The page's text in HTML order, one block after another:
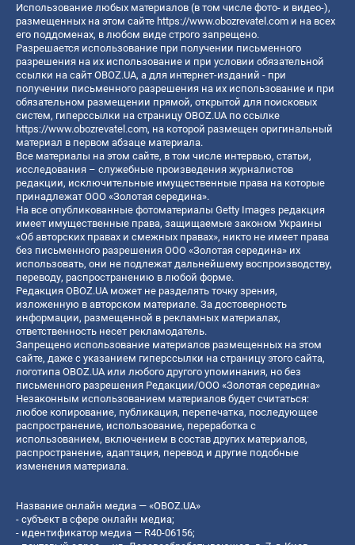
Использование любых материалов (в том числе фото- и видео-),
размещенных на этом сайте https://www.obozrevatel.com и на всех
его поддоменах, в любом виде строго запрещено.
Разрешается использование при получении письменного
разрешения на их использование и при условии обязательной
ссылки на сайт OBOZ.UA, а для интернет-изданий - при
получении письменного разрешения на их использование и при
обязательном размещении прямой, открытой для поисковых
систем, гиперссылки на страницу OBOZ.UA по ссылке
https://www.obozrevatel.com, на которой размещен оригинальный
материал в первом абзаце материала.
Все материалы на этом сайте, в том числе интервью, статьи,
исследования – служебные произведения журналистов
редакции, исключительные имущественные права на которые
принадлежат ООО «Золотая середина».
На все опубликованные фотоматериалы Getty Images редакция
имеет имущественные права, защищаемые законом Украины
«Об авторских правах и смежных правах», никто не имеет права
без письменного разрешения ООО «Золотая середина» их
использовать, они не подлежат дальнейшему воспроизводству,
переводу, распространению в любой форме.
Редакция OBOZ.UA может не разделять точку зрения,
изложенную в авторском материале. За достоверность
информации, размещенной в рекламных материалах,
ответственность несет рекламодатель.
Запрещено использование материалов размещенных на этом
сайте, даже с указанием гиперссылки на страницу этого сайта,
логотипа OBOZ.UA или любого другого упоминания, но без
письменного разрешения Редакции/ООО «Золотая середина»
Незаконным использованием материалов будет считаться:
любое копирование, публикация, перепечатка, последующее
распространение, использование, переработка с
использованием, включением в состав других материалов,
распространение, адаптация, перевод и другие подобные
изменения материала.
Название онлайн медиа — «OBOZ.UA»
- субъект в сфере онлайн медиа;
- идентификатор медиа — R40-06156;